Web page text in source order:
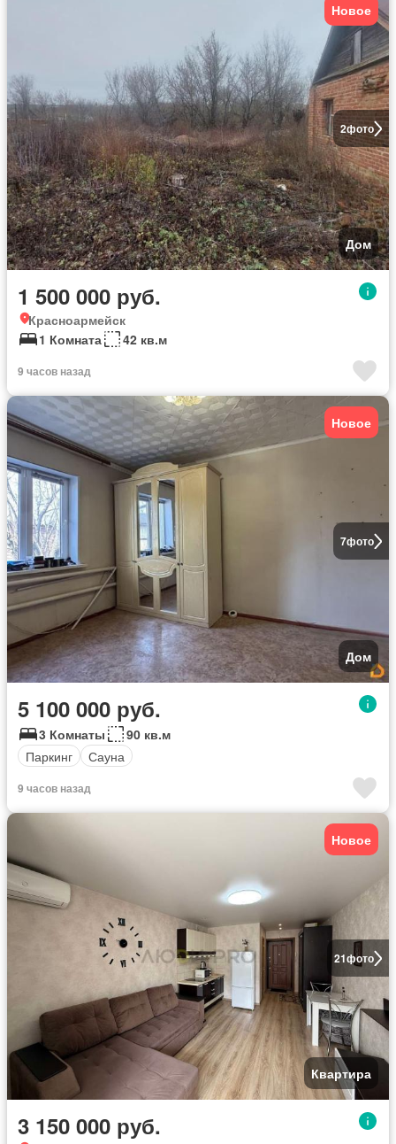
2фото
Новое
Дом
1 500 000 руб.
Красноармейск
1 Комната
42 кв.м
9 часов назад
7фото
Новое
Дом
5 100 000 руб.
3 Комнаты
90 кв.м
Паркинг
Сауна
9 часов назад
21фото
Новое
Квартира
3 150 000 руб.